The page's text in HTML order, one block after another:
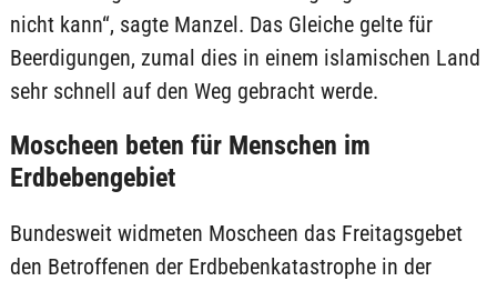
nicht kann“, sagte Manzel. Das Gleiche gelte für
Beerdigungen, zumal dies in einem islamischen Land
sehr schnell auf den Weg gebracht werde.
Moscheen beten für Menschen im
Erdbebengebiet
Bundesweit widmeten Moscheen das Freitagsgebet
den Betroffenen der Erdbebenkatastrophe in der